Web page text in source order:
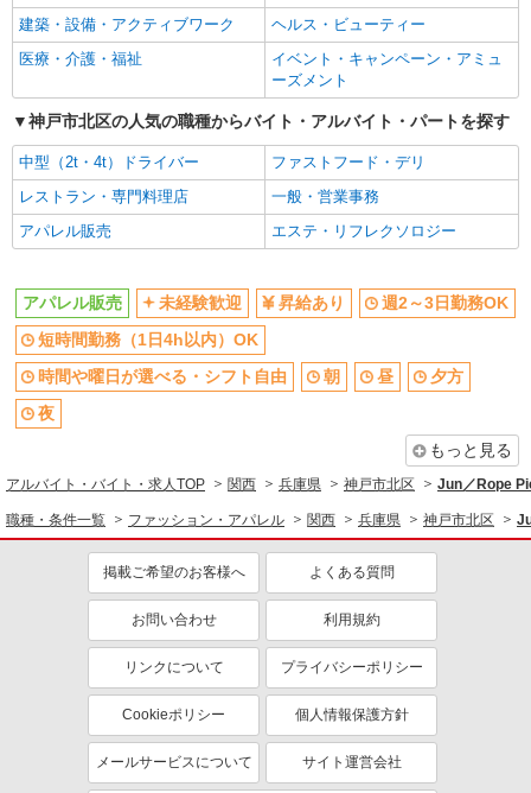
建築・設備・アクティブワーク
ヘルス・ビューティー
医療・介護・福祉
イベント・キャンペーン・アミュ
ーズメント
神戸市北区の人気の職種からバイト・アルバイト・パートを探す
中型（2t・4t）ドライバー
ファストフード・デリ
レストラン・専門料理店
一般・営業事務
アパレル販売
エステ・リフレクソロジー
アパレル販売 未経験歓迎 昇給あり
週2～3日勤務OK
短時間勤務（1日4h以内）OK
時間や曜日が選べる・シフト自由
朝 昼
夕方
夜
もっと見る
アルバイト・バイト・求人TOP 関西 兵庫県 神戸市北区 Jun／Rope
職種・条件一覧 ファッション・アパレル 関西 兵庫県 神戸市北区
掲載ご希望のお客様へ よくある質問
お問い合わせ 利用規約
リンクについて プライバシーポリシー
Cookieポリシー 個人情報保護方針
メールサービスについて サイト運営会社